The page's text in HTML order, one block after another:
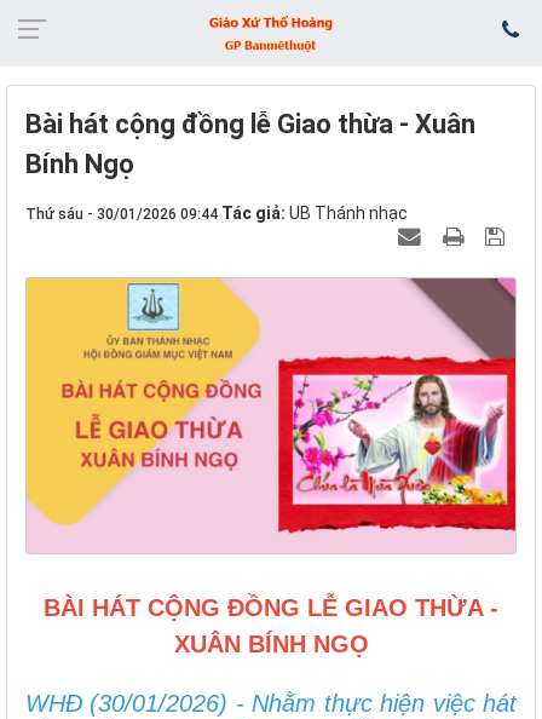
Bài hát cộng đồng lễ Giao thừa - Xuân
Bính Ngọ
Thứ sáu - 30/01/2026 09:44 Tác giả: UB Thánh nhạc
BÀI HÁT CỘNG ĐỒNG LỄ GIAO THỪA -
XUÂN BÍNH NGỌ
WHĐ (30/01/2026) - Nhằm thực hiện việc hát